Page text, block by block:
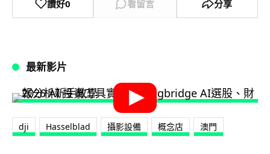
讚好0 看留言 分享
最新影片
dji Hasselblad 攝影設備 概念店 澳門